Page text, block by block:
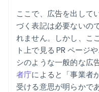
ここで、広告を出して
づく表記は必要ないの
れません。しかし、こ
ト上で見る PR ページ
シのような一般的な広
者庁によると「事業者
受ける意思が明らかで